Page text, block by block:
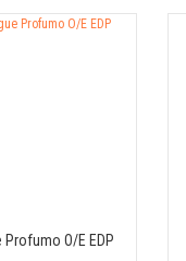
Profumo O/E EDP